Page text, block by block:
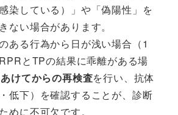
染している）」や「偽陽性」を
ない場合があります。
ある行為から日が浅い場合（1
とTPの結果に乖離がある場
けてからの再検査を行い、抗体
低下）を確認することが、診断
めに不可欠です。